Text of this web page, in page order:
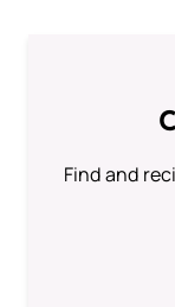
Find and